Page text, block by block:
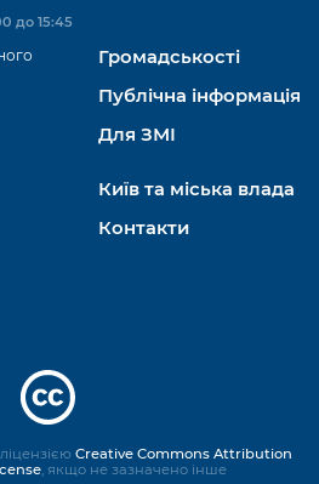
до 15:45
Громадськості
Публічна інформація
Для ЗМІ
Київ та міська влада
Контакти
Creative Commons Attribution
, якщо не зазначено інше